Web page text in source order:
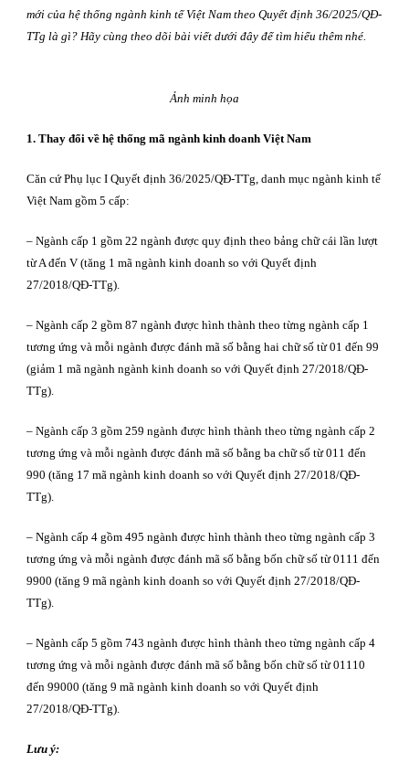
mới của hệ thống ngành kinh tế Việt Nam theo Quyết định 36/2025/QĐ-
TTg là gì? Hãy cùng theo dõi bài viết dưới đây để tìm hiểu thêm nhé.
Ảnh minh họa
1. Thay đổi về hệ thống mã ngành kinh doanh Việt Nam
Căn cứ Phụ lục I Quyết định 36/2025/QĐ-TTg, danh mục ngành kinh tế
Việt Nam gồm 5 cấp:
– Ngành cấp 1 gồm 22 ngành được quy định theo bảng chữ cái lần lượt
từ A đến V (tăng 1 mã ngành kinh doanh so với Quyết định
27/2018/QĐ-TTg).
– Ngành cấp 2 gồm 87 ngành được hình thành theo từng ngành cấp 1
tương ứng và mỗi ngành được đánh mã số bằng hai chữ số từ 01 đến 99
(giảm 1 mã ngành ngành kinh doanh so với Quyết định 27/2018/QĐ-
TTg).
– Ngành cấp 3 gồm 259 ngành được hình thành theo từng ngành cấp 2
tương ứng và mỗi ngành được đánh mã số bằng ba chữ số từ 011 đến
990 (tăng 17 mã ngành kinh doanh so với Quyết định 27/2018/QĐ-
TTg).
– Ngành cấp 4 gồm 495 ngành được hình thành theo từng ngành cấp 3
tương ứng và mỗi ngành được đánh mã số bằng bốn chữ số từ 0111 đến
9900 (tăng 9 mã ngành kinh doanh so với Quyết định 27/2018/QĐ-
TTg).
– Ngành cấp 5 gồm 743 ngành được hình thành theo từng ngành cấp 4
tương ứng và mỗi ngành được đánh mã số bằng bốn chữ số từ 01110
đến 99000 (tăng 9 mã ngành kinh doanh so với Quyết định
27/2018/QĐ-TTg).
Lưu ý: